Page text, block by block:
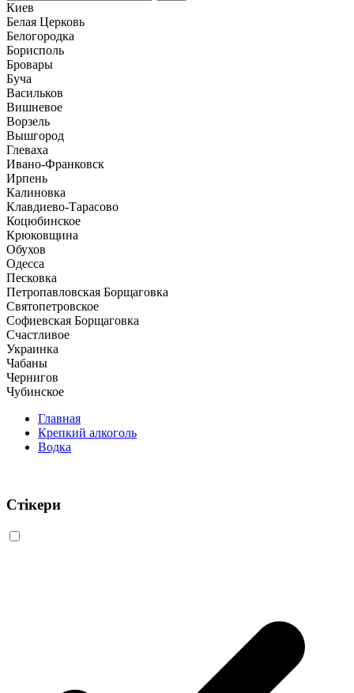
Киев
Белая Церковь
Белогородка
Борисполь
Бровары
Буча
Васильков
Вишневое
Ворзель
Вышгород
Глеваха
Ивано-Франковск
Ирпень
Калиновка
Клавдиево-Тарасово
Коцюбинское
Крюковщина
Обухов
Одесса
Песковка
Петропавловская Борщаговка
Святопетровское
Софиевская Борщаговка
Счастливое
Украинка
Чабаны
Чернигов
Чубинское
Главная
Крепкий алкоголь
Водка
Стікери